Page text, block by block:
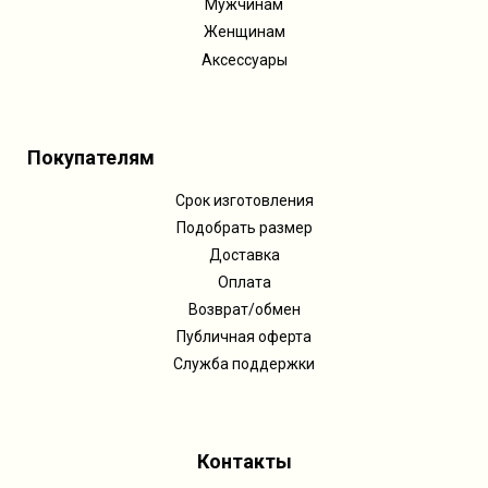
Мужчинам
Женщинам
Аксессуары
Покупателям
Срок изготовления
Подобрать размер
Доставка
Оплата
Возврат/обмен
Публичная оферта
Служба поддержки
Контакты